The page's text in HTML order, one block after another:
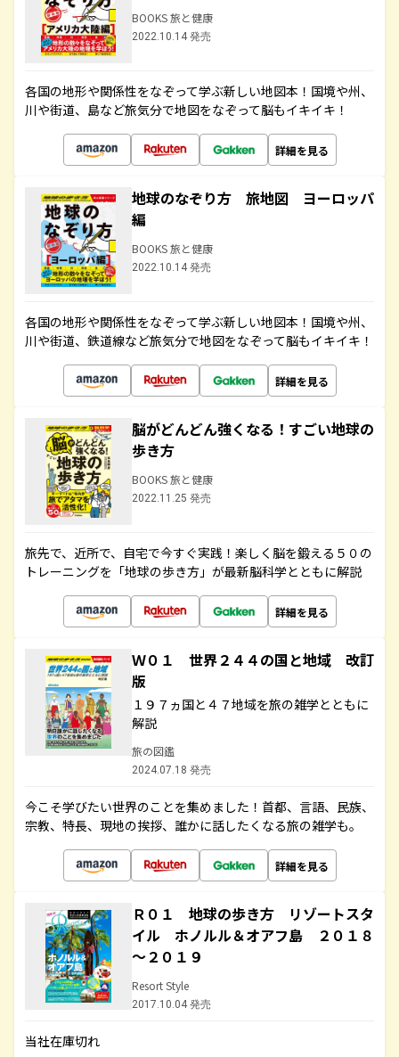
BOOKS 旅と健康
2022.10.14 発売
各国の地形や関係性をなぞって学ぶ新しい地図本！国境や州、
川や街道、島など旅気分で地図をなぞって脳もイキイキ！
詳細を見る
地球のなぞり方 旅地図 ヨーロッパ
編
BOOKS 旅と健康
2022.10.14 発売
各国の地形や関係性をなぞって学ぶ新しい地図本！国境や州、
川や街道、鉄道線など旅気分で地図をなぞって脳もイキイキ！
詳細を見る
脳がどんどん強くなる！すごい地球の
歩き方
BOOKS 旅と健康
2022.11.25 発売
旅先で、近所で、自宅で今すぐ実践！楽しく脳を鍛える５０の
トレーニングを「地球の歩き方」が最新脳科学とともに解説
詳細を見る
Ｗ０１ 世界２４４の国と地域 改訂
版
１９７ヵ国と４７地域を旅の雑学とともに
解説
旅の図鑑
2024.07.18 発売
今こそ学びたい世界のことを集めました！首都、言語、民族、
宗教、特長、現地の挨拶、誰かに話したくなる旅の雑学も。
詳細を見る
Ｒ０１ 地球の歩き方 リゾートスタ
イル ホノルル＆オアフ島 ２０１８
～２０１９
Resort Style
2017.10.04 発売
当社在庫切れ